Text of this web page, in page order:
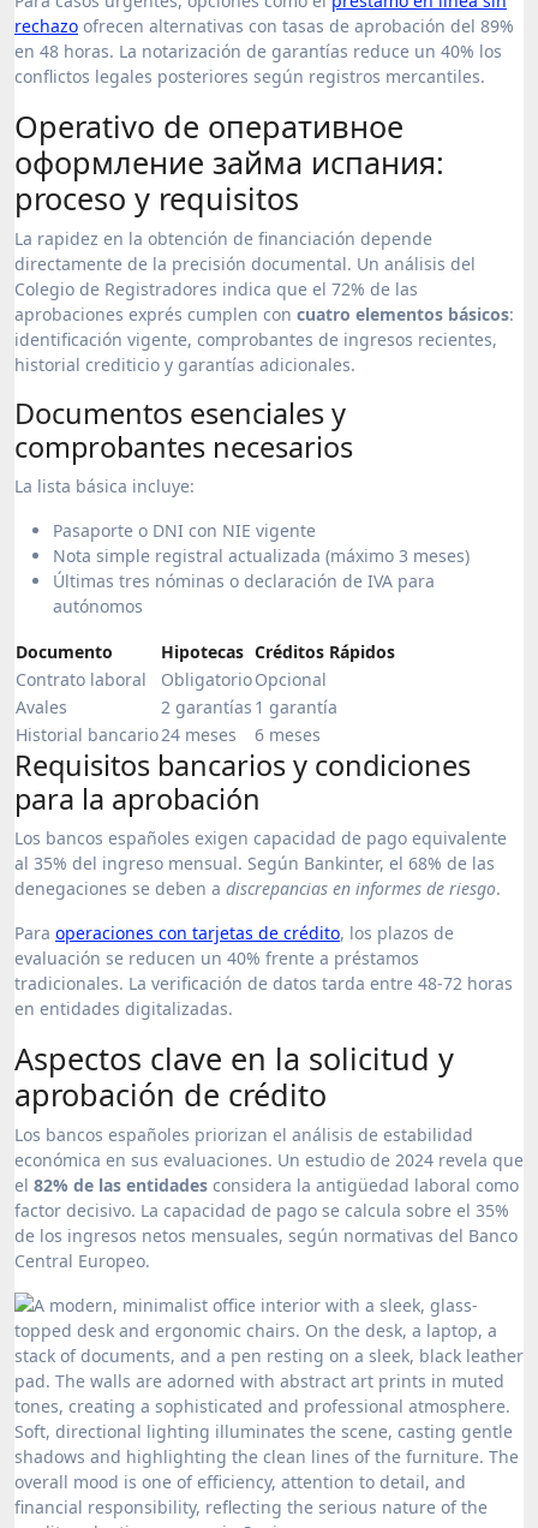
rechazo ofrecen alternativas con tasas de aprobación del 89%
en 48 horas. La notarización de garantías reduce un 40% los
conflictos legales posteriores según registros mercantiles.
Operativo de оперативное
оформление займа испания:
proceso y requisitos
La rapidez en la obtención de financiación depende
directamente de la precisión documental. Un análisis del
Colegio de Registradores indica que el 72% de las
aprobaciones exprés cumplen con cuatro elementos básicos:
identificación vigente, comprobantes de ingresos recientes,
historial crediticio y garantías adicionales.
Documentos esenciales y
comprobantes necesarios
La lista básica incluye:
Pasaporte o DNI con NIE vigente
Nota simple registral actualizada (máximo 3 meses)
Últimas tres nóminas o declaración de IVA para
autónomos
Documento
Hipotecas Créditos Rápidos
Contrato laboral
ObligatorioOpcional
Avales
2 garantías 1 garantía
Historial bancario24 meses 6 meses
Requisitos bancarios y condiciones
para la aprobación
Los bancos españoles exigen capacidad de pago equivalente
al 35% del ingreso mensual. Según Bankinter, el 68% de las
denegaciones se deben a discrepancias en informes de riesgo.
Para operaciones con tarjetas de crédito, los plazos de
evaluación se reducen un 40% frente a préstamos
tradicionales. La verificación de datos tarda entre 48-72 horas
en entidades digitalizadas.
Aspectos clave en la solicitud y
aprobación de crédito
Los bancos españoles priorizan el análisis de estabilidad
económica en sus evaluaciones. Un estudio de 2024 revela que
el 82% de las entidades considera la antigüedad laboral como
factor decisivo. La capacidad de pago se calcula sobre el 35%
de los ingresos netos mensuales, según normativas del Banco
Central Europeo.